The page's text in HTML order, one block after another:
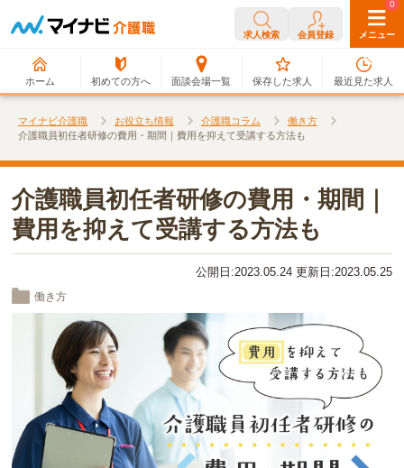
求人検索 会員登録 メニュー
ホーム 初めての方へ 面談会場一覧
0
保存した求人
0
最近見た求人
マイナビ介護職 お役立ち情報 介護職コラム
働き方
介護職員初任者研修の費用・期間｜費用を抑えて受講する方法も
介護職員初任者研修の費用・期間｜
費用を抑えて受講する方法も
公開日:2023.05.24 更新日:2023.05.25
働き方